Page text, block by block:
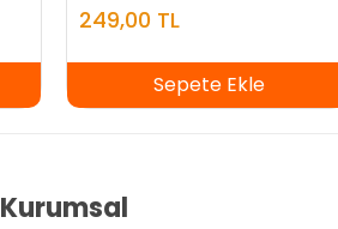
249,00 TL
Sepete Ekle
Kurumsal